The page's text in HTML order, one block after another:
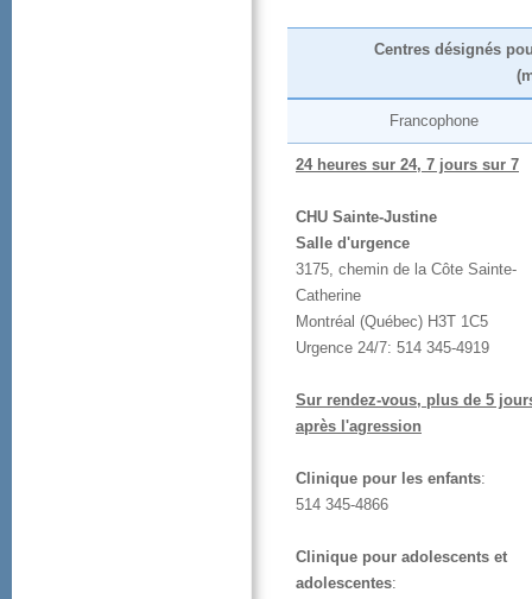
Francophone
24heuressur24,7jourssur7
CHUSainte-Justine
Salled'urgence
3175,chemindelaCôteSainte-
Catherine
Montréal(Québec)H3T1C5
Urgence24/7:514345-4919
Surrendez-
aprèsl'agression
Cliniquepourlesenfants:
514345-4866
Cliniquepouradolescentset
adolescentes: